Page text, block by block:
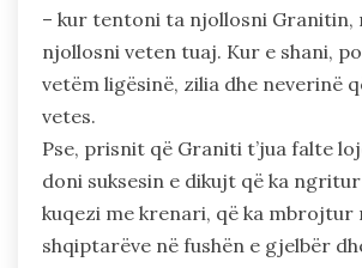
– kur tentoni ta njollosni Granitin,
njollosni veten tuaj. Kur e shani,
vetëm ligësinë, zilia dhe neverinë
vetes.
Pse, prisnit që Graniti t’jua falte
doni suksesin e dikujt që ka
kuqezi me krenari, që ka mbrojtur
shqiptarëve në fushën e gjelbër